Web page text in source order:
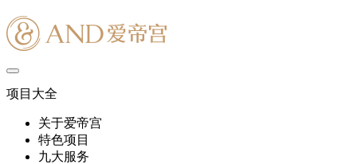
项目大全
关于爱帝宫
特色项目
九大服务